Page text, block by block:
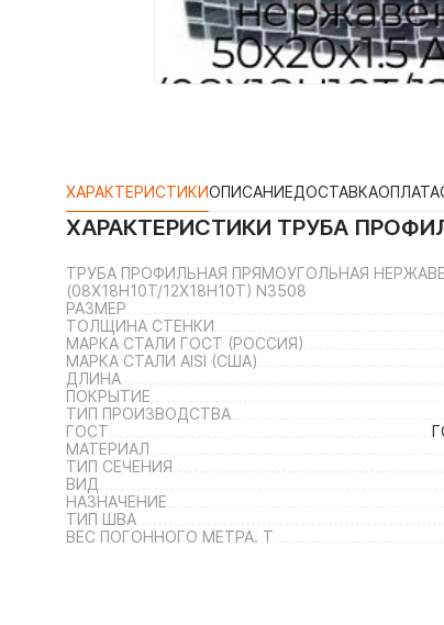
ХАРАКТЕРИСТИКИОПИСАНИЕДОСТАВКАОПЛАТА
ХАРАКТЕРИСТИКИ ТРУБА
ТРУБА ПРОФИЛЬНАЯ ПРЯМОУГОЛЬНАЯ
(08Х18Н10Т/12Х18Н10Т) N3508
РАЗМЕР
ТОЛЩИНА СТЕНКИ
МАРКА СТАЛИ ГОСТ (РОССИЯ)
МАРКА СТАЛИ AISI (США)
ДЛИНА
ПОКРЫТИЕ
ТИП ПРОИЗВОДСТВА
ГОСТ
МАТЕРИАЛ
ТИП СЕЧЕНИЯ
ВИД
НАЗНАЧЕНИЕ
ТИП ШВА
ВЕС ПОГОННОГО МЕТРА. Т